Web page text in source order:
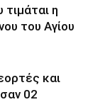
η
του Αγίου
και
02